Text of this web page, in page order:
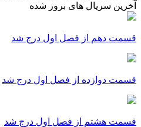
آخرین سریال های بروز شده
قسمت دهم از فصل اول درج شد
قسمت دوازده از فصل اول درج شد
قسمت هشتم از فصل اول درج شد